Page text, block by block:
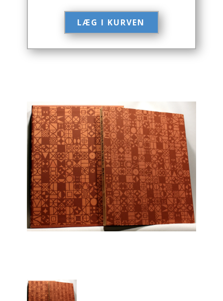
Computer / IT
Design
Erhverv
Europa
Fantasy / Sciencefiction
Filosofi
Håndarbejde
Håndværk
Hus / Have
LÆG I KURVEN​